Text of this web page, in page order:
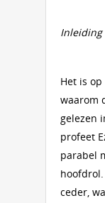
Inleiding
Het is
waarom
gelezen
profeet
parabel
hoofdrol.
ceder,